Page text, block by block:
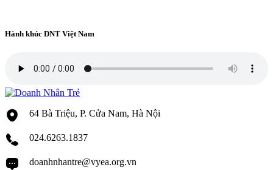
Hành khúc DNT Việt Nam
64 Bà Triệu, P. Cửa Nam, Hà Nội
024.6263.1837
doanhnhantre@vyea.org.vn